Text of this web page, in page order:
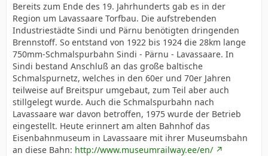
Bereits zum Ende des 19. Jahrhunderts gab es in der
Region um Lavassaare Torfbau. Die aufstrebenden
Industriestädte Sindi und Pärnu benötigten dringenden
Brennstoff. So entstand von 1922 bis 1924 die 28km lange
750mm-Schmalspurbahn Sindi - Pärnu - Lavassaare. In
Sindi bestand Anschluß an das große baltische
Schmalspurnetz, welches in den 60er und 70er Jahren
teilweise auf Breitspur umgebaut, zum Teil aber auch
stillgelegt wurde. Auch die Schmalspurbahn nach
Lavassaare war davon betroffen, 1975 wurde der Betrieb
eingestellt. Heute erinnert am alten Bahnhof das
Eisenbahnmuseum in Lavassaare mit ihrer Museumsbahn
an diese Bahn: http://www.museumrailway.ee/en/